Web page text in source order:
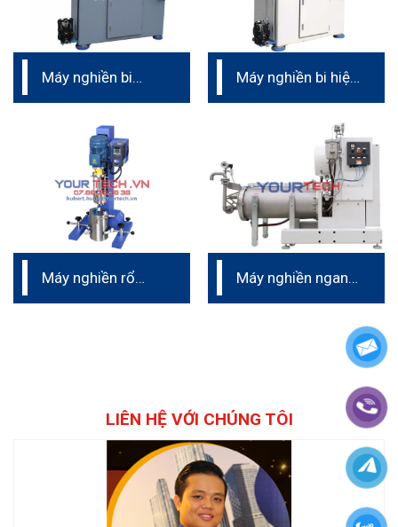
Máy nghiền bi
Máy nghiền bi hiệu
Máy nghiền rổ
Máy nghiền ngang
LIÊN HỆ VỚI CHÚNG TÔI